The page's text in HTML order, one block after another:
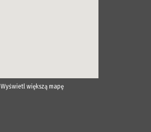
Wyświetl większą mapę